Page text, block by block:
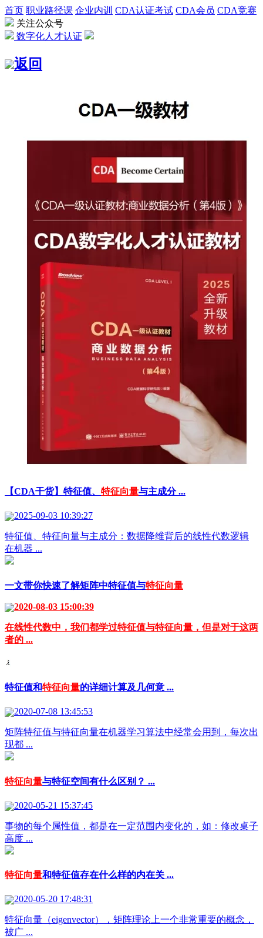
首页 职业路径课 企业内训 CDA认证考试 CDA会员 CDA竞赛
关注公众号
数字化人才认证
返回
【CDA干货】特征值、 特征向量与主成分 ...
2025-09-03 10:39:27
特征值、特征向量与主成分：数据降维背后的线性代数逻辑
在机器 ...
一文带你快速了解矩阵中特征值与特征向量
2020-08-03 15:00:39
在线性代数中，我们都学过特征值与特征向量，但是对于这两
者的 ...
特征值和特征向量的详细计算及几何意 ...
2020-07-08 13:45:53
矩阵特征值与特征向量在机器学习算法中经常会用到，每次出
现都 ...
特征向量与特征空间有什么区别？ ...
2020-05-21 15:37:45
事物的每个属性值，都是在一定范围内变化的，如：修改桌子
高度 ...
特征向量和特征值存在什么样的内在关 ...
2020-05-20 17:48:31
特征向量（eigenvector），矩阵理论上一个非常重要的概念，
被广 ...